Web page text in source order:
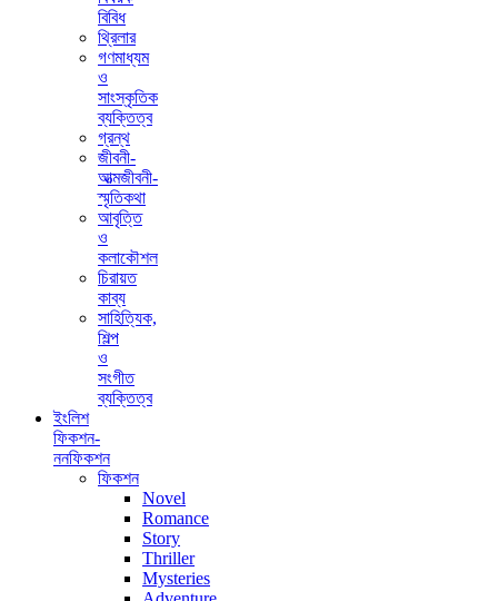
বিবিধ
থ্রিলার
গণমাধ্যম
ও
সাংস্কৃতিক
ব্যক্তিত্ব
গ্রন্থ
জীবনী-
আত্মজীবনী-
স্মৃতিকথা
আবৃত্তি
ও
কলাকৌশল
চিরায়ত
কাব্য
সাহিত্যিক,
শিল্প
ও
সংগীত
ব্যক্তিত্ব
ইংলিশ
ফিকশন-
ননফিকশন
ফিকশন
Novel
Romance
Story
Thriller
Mysteries